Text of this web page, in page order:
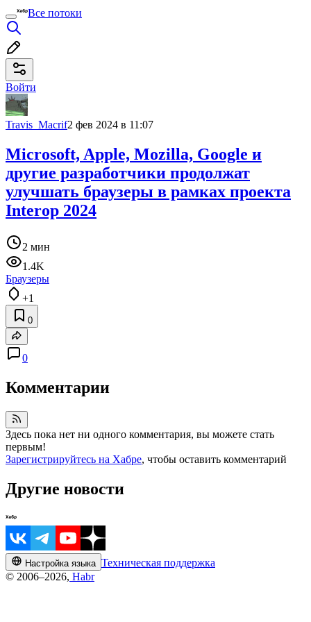
Все потоки
Войти
Travis_Macrif2 фев 2024 в 11:07
Microsoft, Apple, Mozilla, Google и
другие разработчики продолжат
улучшать браузеры в рамках проекта
Interop 2024
2 мин
1.4K
Браузеры
+1
0
0
Комментарии
Здесь пока нет ни одного комментария, вы можете стать
первым!
Зарегистрируйтесь на Хабре, чтобы оставить комментарий
Другие новости
Настройка языка Техническая поддержка
© 2006–2026, Habr